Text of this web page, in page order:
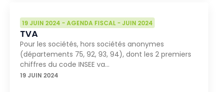
19 JUIN 2024 - AGENDA FISCAL - JUIN 2024
TVA
Pour les sociétés, hors sociétés anonymes
(départements 75, 92, 93, 94), dont les 2 premiers
chiffres du code INSEE va…
19 JUIN 2024